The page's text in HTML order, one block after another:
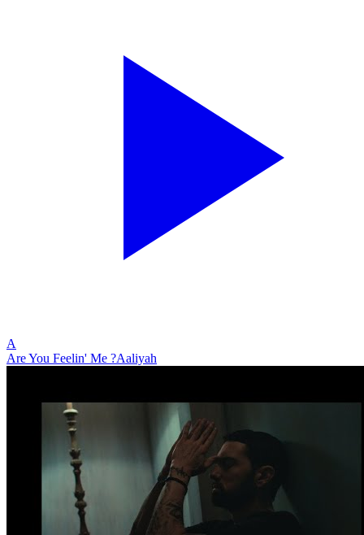
A
Are You Feelin' Me ?Aaliyah